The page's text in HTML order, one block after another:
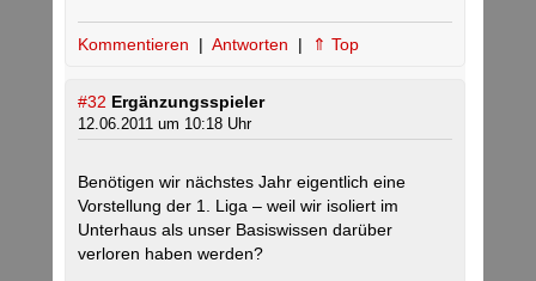
Kommentieren | Antworten | ⇑ Top
#32 Ergänzungsspieler
12.06.2011 um 10:18 Uhr
Benötigen wir nächstes Jahr eigentlich eine
Vorstellung der 1. Liga – weil wir isoliert im
Unterhaus als unser Basiswissen darüber
verloren haben werden?